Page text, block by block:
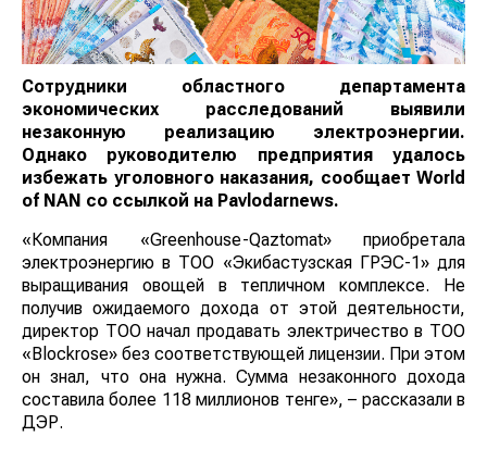
Сотрудники областного департамента
экономических расследований выявили
незаконную реализацию электроэнергии.
Однако руководителю предприятия удалось
избежать уголовного наказания, сообщает World
of NAN со ссылкой на Pavlodarnews.
«Компания «Greenhоuse-Qaztomat» приобретала
электроэнергию в ТОО «Экибастузская ГРЭС-1» для
выращивания овощей в тепличном комплексе. Не
получив ожидаемого дохода от этой деятельности,
директор ТОО начал продавать электричество в ТОО
«Blockrose» без соответствующей лицензии. При этом
он знал, что она нужна. Сумма незаконного дохода
составила более 118 миллионов тенге», – рассказали в
ДЭР.